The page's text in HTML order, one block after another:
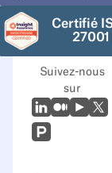
Certifié
27001
Suivez-nous
sur
LinkedIn
MoyenYoutube
X
Prodcut Hunt